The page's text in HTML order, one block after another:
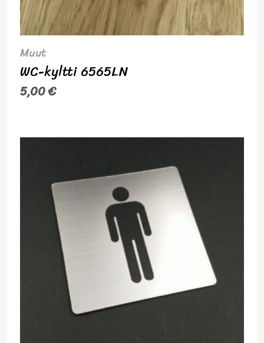
Muut
WC-kyltti 6565LN
5,00€